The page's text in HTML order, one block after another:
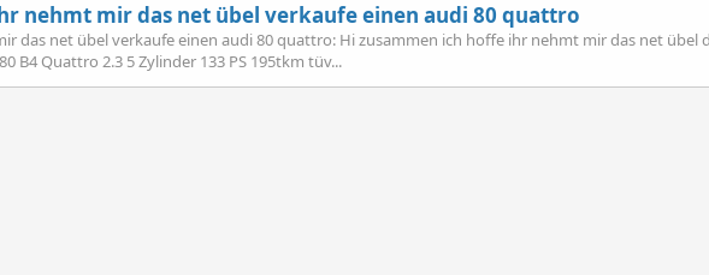
nehmt mir das net übel verkaufe einen audi 80 quattro
das net übel verkaufe einen audi 80 quattro: Hi zusammen ich hoffe ihr nehmt mir das net übel
B4 Quattro 2.3 5 Zylinder 133 PS 195tkm tüv...